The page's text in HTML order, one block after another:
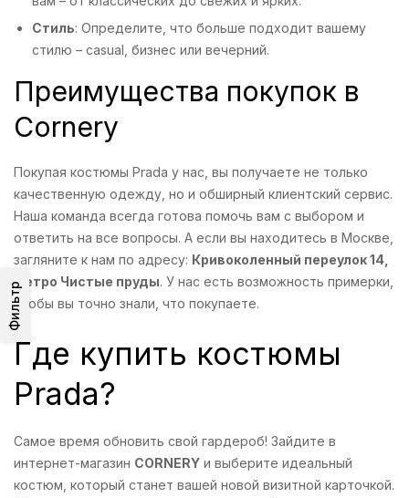
Фильтр
Стиль: Определите, что больше подходит вашему
стилю – casual, бизнес или вечерний.
Преимущества покупок в
Cornery
Покупая костюмы Prada у нас, вы получаете не только
качественную одежду, но и обширный клиентский сервис.
Наша команда всегда готова помочь вам с выбором и
ответить на все вопросы. А если вы находитесь в Москве,
загляните к нам по адресу: Кривоколенный переулок 14,
метро Чистые пруды. У нас есть возможность примерки,
чтобы вы точно знали, что покупаете.
Где купить костюмы
Prada?
Самое время обновить свой гардероб! Зайдите в
интернет-магазин CORNERY и выберите идеальный
костюм, который станет вашей новой визитной карточкой.